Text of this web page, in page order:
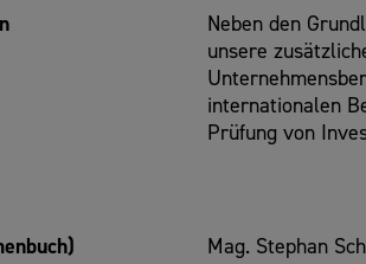
Neben den
unsere
internationalen
Prüfung von
Mag. Stephan